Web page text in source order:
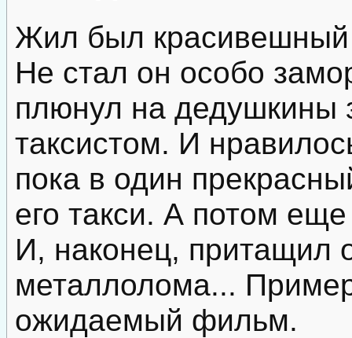
Жил был красивешный
Не стал он особо
плюнул на дедушкины
таксистом. И
пока в один
его такси. А потом
И, наконец, притащил
металлолома...
ожидаемый фильм.